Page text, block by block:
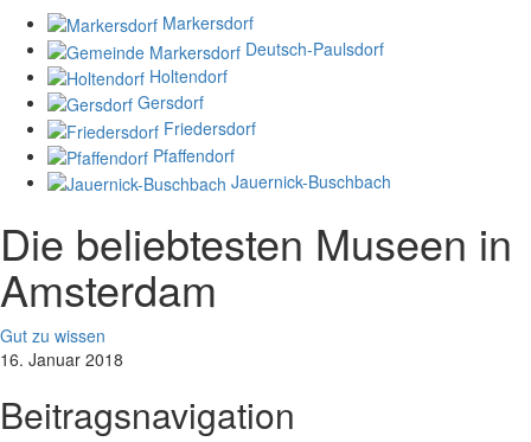
Markersdorf
Deutsch-Paulsdorf
Holtendorf
Gersdorf
Friedersdorf
Pfaffendorf
Jauernick-Buschbach
Die beliebtesten Museen in
Amsterdam
Gut zu wissen
16. Januar 2018
Beitragsnavigation